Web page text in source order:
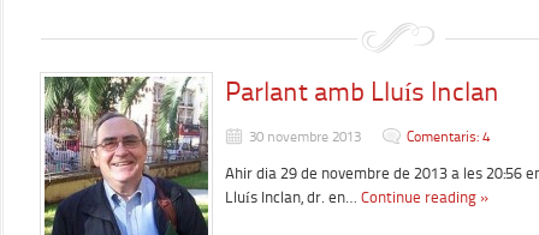
Parlant amb Lluís Inclan
30 novembre 2013 Comentaris: 4
Ahir dia 29 de novembre de 2013 a les 20:56
Lluís Inclan, dr. en… Continue reading »